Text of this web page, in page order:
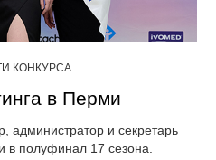
КОНКУРСА
в Перми
и секретарь
в полуфинал 17 сезона.